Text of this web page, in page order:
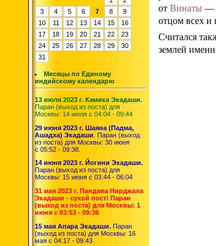
3
4 5 6 7 8
9
10
11 12 13 14 15
16
17
18 19 20 21 22
23
24
25 26 27 28 29
30
31
Месяцы по Единому
индийскому календарю
13 июля 2023 г. Камика Экадаши.
Паран (выход из поста) для
Москвы: 14 июля с 04:04 - 09:44
29 июня 2023 г. Шаяна (Падма,
Ашадха) Экадаши . Паран (выход
из поста) для Москвы: 30 июня
с 05:52 - 09:38.
14 июня 2023 г. Йогини Экадаши.
Паран (выход из поста) для
Москвы: 15 июня с 03:44 - 06:04
31 мая 2023 г. Пандава Нирджала
Экадаши - сухой пост! Паран
(выход из поста) для Москвы: 1
июня с 03:53 - 09:36
15 мая Апара Экадаши. Паран
(выход из поста) для Москвы: 16
мая с 04:17 - 09:43.
от Винаты —
отцом всех и
Считался
землей